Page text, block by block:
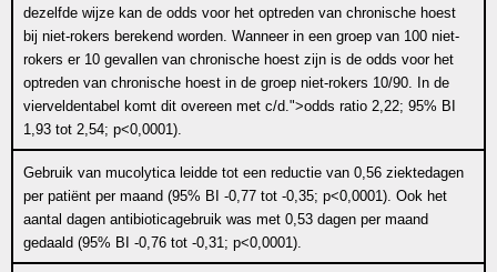
dezelfde wijze kan de odds voor het optreden van chronische hoest
bij niet-rokers berekend worden. Wanneer in een groep van 100 niet-
rokers er 10 gevallen van chronische hoest zijn is de odds voor het
optreden van chronische hoest in de groep niet-rokers 10/90. In de
vierveldentabel komt dit overeen met c/d.">odds ratio 2,22; 95% BI
1,93 tot 2,54; p<0,0001).
Gebruik van mucolytica leidde tot een reductie van 0,56 ziektedagen
per patiënt per maand (95% BI -0,77 tot -0,35; p<0,0001). Ook het
aantal dagen antibioticagebruik was met 0,53 dagen per maand
gedaald (95% BI -0,76 tot -0,31; p<0,0001).